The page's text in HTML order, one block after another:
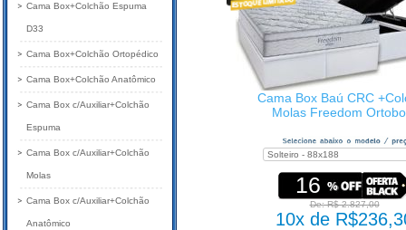
Cama Box Baú CRC
Molas Freedom
16
De: R$ 2.827,00
10x de
Cama Box+Colchão Espuma
D33
Cama Box+Colchão Ortopédico
Cama Box+Colchão Anatômico
Cama Box c/Auxiliar+Colchão
Espuma
Cama Box c/Auxiliar+Colchão
Molas
Cama Box c/Auxiliar+Colchão
Anatômico